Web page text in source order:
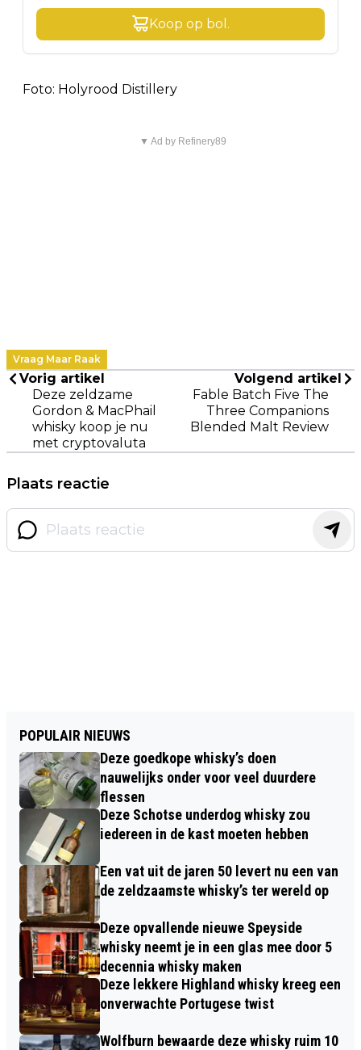
Koop op bol .
Foto: Holyrood Distillery
▼ Ad by Refinery89
Vraag Maar Raak
Vorig artikel
Deze zeldzame
Gordon & MacPhail
whisky koop je nu
met cryptovaluta
Volgend artikel
Fable Batch Five The
Three Companions
Blended Malt Review
Plaats reactie
POPULAIR NIEUWS
Deze goedkope whisky’s doen
nauwelijks onder voor veel duurdere
flessen
Deze Schotse underdog whisky zou
iedereen in de kast moeten hebben
Een vat uit de jaren 50 levert nu een van
de zeldzaamste whisky’s ter wereld op
Deze opvallende nieuwe Speyside
whisky neemt je in een glas mee door 5
decennia whisky maken
Deze lekkere Highland whisky kreeg een
onverwachte Portugese twist
Wolfburn bewaarde deze whisky ruim 10